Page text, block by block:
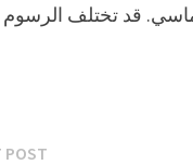
قد تختلف
POST